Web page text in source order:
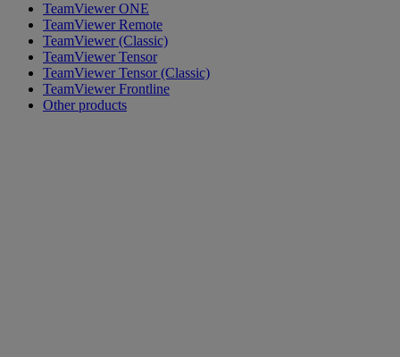
TeamViewer ONE
TeamViewer Remote
TeamViewer (Classic)
TeamViewer Tensor
TeamViewer Tensor (Classic)
TeamViewer Frontline
Other products